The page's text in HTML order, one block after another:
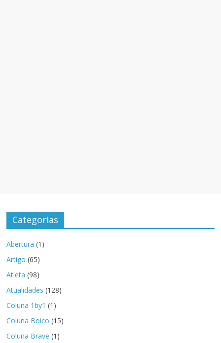
Categorias
Abertura (1)
Artigo (65)
Atleta (98)
Atualidades (128)
Coluna 1by1 (1)
Coluna Boico (15)
Coluna Brave (1)